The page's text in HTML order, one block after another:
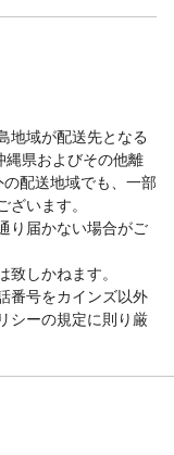
地域が配送先となる
縄県およびその他離
配送地域でも、一部
います。
り届かない場合がご
しかねます。
番号をカインズ以外
シーの規定に則り厳